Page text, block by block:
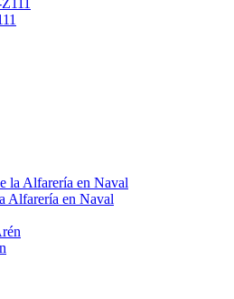
Alfarería en Naval